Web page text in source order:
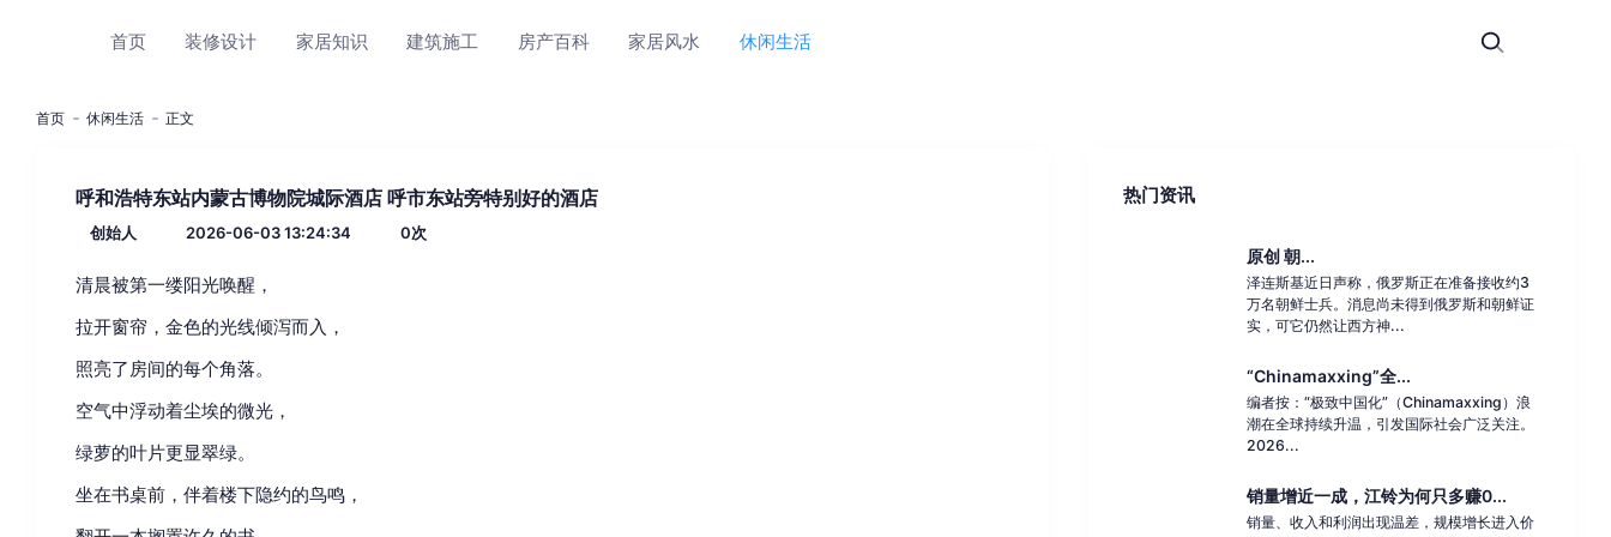
首页 装修设计 家居知识 建筑施工 房产百科 家居风水 休闲生活
首页 休闲生活 正文
呼和浩特东站内蒙古博物院城际酒店 呼市东站旁特别好的酒店
创始人 2026-06-03 13:24:34 0次
清晨被第一缕阳光唤醒，
拉开窗帘，金色的光线倾泻而入，
照亮了房间的每个角落。
空气中浮动着尘埃的微光，
绿萝的叶片更显翠绿。
坐在书桌前，伴着楼下隐约的鸟鸣，
热门资讯
原创 朝...
泽连斯基近日声称，俄罗斯正在准备接收约3
万名朝鲜士兵。消息尚未得到俄罗斯和朝鲜证
实，可它仍然让西方神...
“Chinamaxxing”全...
编者按：“极致中国化”（Chinamaxxing）浪
潮在全球持续升温，引发国际社会广泛关注。
2026...
销量增近一成，江铃为何只多赚0...
销量、收入和利润出现温差，规模增长进入价